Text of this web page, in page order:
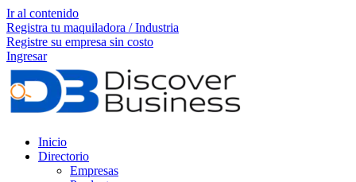
Ir al contenido
Registra tu maquiladora / Industria
Registre su empresa sin costo
Ingresar
Inicio
Directorio
Empresas